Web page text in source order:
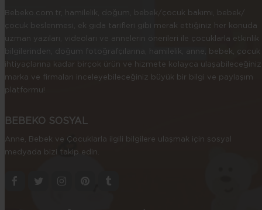
Bebeko.com.tr, hamilelik, doğum, bebek/çocuk bakımı, bebek/
çocuk beslenmesi, ek gıda tarifleri gibi merak ettiğiniz her konuda
uzman yazıları, videoları ve annelerin önerileri ile çocuklarla etkinlik
bilgilerinden, doğum fotoğrafçılarına, hamilelik, anne, bebek, çocuk
ihtiyaçlarına kadar birçok ürün ve hizmete kolayca ulaşabileceğiniz
marka ve firmaları inceleyebileceğiniz büyük bir bilgi ve paylaşım
platformu!
BEBEKO SOSYAL
Anne, Bebek ve Çocuklarla ilgili bilgilere ulaşmak için sosyal
medyada bizi takip edin.